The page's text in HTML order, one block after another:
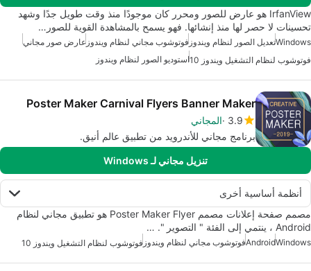
IrfanView هو عارض للصور ومحرر كان موجودًا منذ وقت طويل جدًا وشهد
تحسينات لا حصر لها منذ إنشائها. فهو يسمح بالمشاهدة القوية للصور…
Windowsتعديل الصور لنظام ويندوز فوتوشوب مجاني لنظام ويندوز عارض صور مجاني
فوتوشوب لنظام التشغيل ويندوز 10
استوديو الصور لنظام ويندوز
Poster Maker Carnival Flyers Banner Maker
3.9 المجاني
برنامج مجاني للأندرويد من تطبيق عالم أنيق.
تنزيل مجاني لـ Windows
أنظمة أساسية أخرى
مصمم صفحة إعلانات مصمم Poster Maker Flyer هو تطبيق مجاني لنظام
Android ، ينتمي إلى الفئة " التصوير ". …
Windows
Androidفوتوشوب مجاني لنظام ويندوز فوتوشوب لنظام التشغيل ويندوز 10